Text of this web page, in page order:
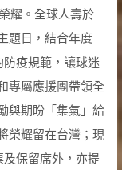
耀。全球人壽於
題日，結合年度
防疫規範，讓球迷
專屬應援團帶領全
與期盼「集氣」給
榮耀留在台灣；現
保留席外，亦提